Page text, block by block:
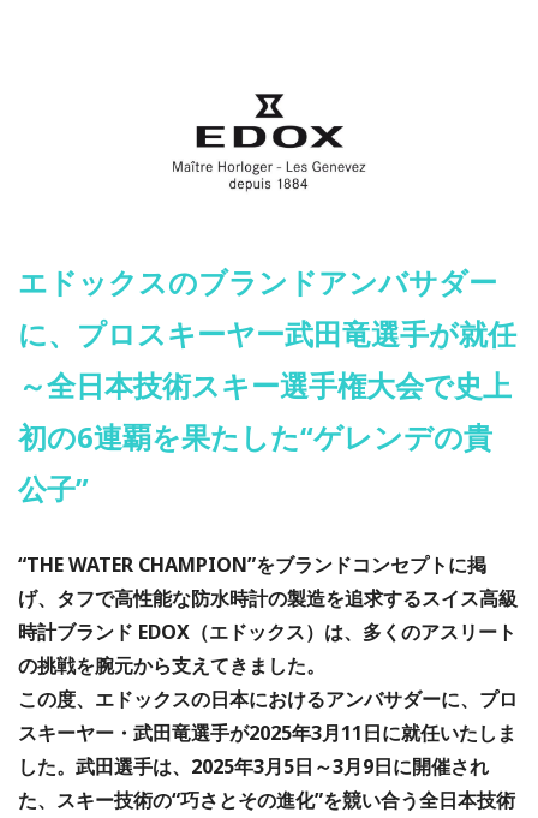
エドックスのブランドアンバサダー
に、プロスキーヤー武田竜選手が就任
～全日本技術スキー選手権大会で史上
初の6連覇を果たした“ゲレンデの貴
公子”
“THE WATER CHAMPION”をブランドコンセプトに掲
げ、タフで高性能な防水時計の製造を追求するスイス高級
時計ブランド EDOX（エドックス）は、多くのアスリート
の挑戦を腕元から支えてきました。
この度、エドックスの日本におけるアンバサダーに、プロ
スキーヤー・武田竜選手が2025年3月11日に就任いたしま
した。武田選手は、2025年3月5日～3月9日に開催され
た、スキー技術の“巧さとその進化”を競い合う全日本技術